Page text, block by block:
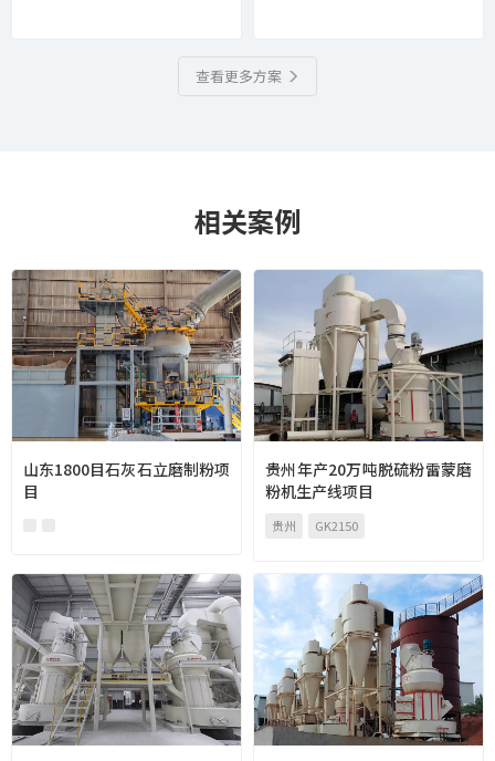
查看更多方案
相关案例
山东1800目石灰石立磨制粉项
目
贵州年产20万吨脱硫粉雷蒙磨
粉机生产线项目
贵州 GK2150